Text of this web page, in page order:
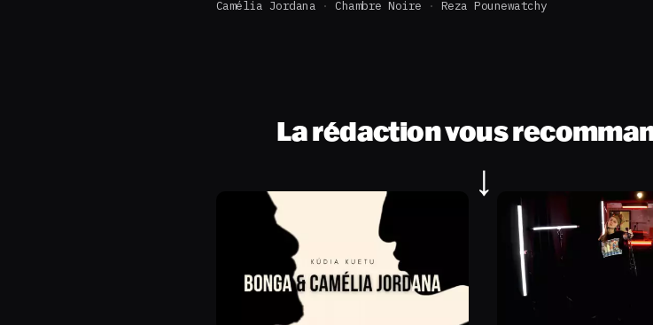
Camélia Jordana Chambre Noire Reza Pounewatchy
La rédaction vous